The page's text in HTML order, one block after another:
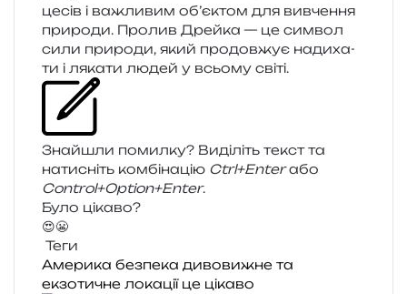
це­сів і важли­вим об’єктом для вивче­н­ня
при­ро­ди. Пролив Дрейка — це сим­вол
сили при­ро­ди, який про­дов­жує нади­ха­
ти і ляка­ти людей у всьо­му світі.
Знайшли помил­ку? Виділіть текст та
нати­сніть ком­бі­на­цію Ctrl+Enterабо
Control+Option+Enter.
Було цікаво?
😍😬
Теги
Америка безпека дивовижне та
екзотичне локації це цікаво